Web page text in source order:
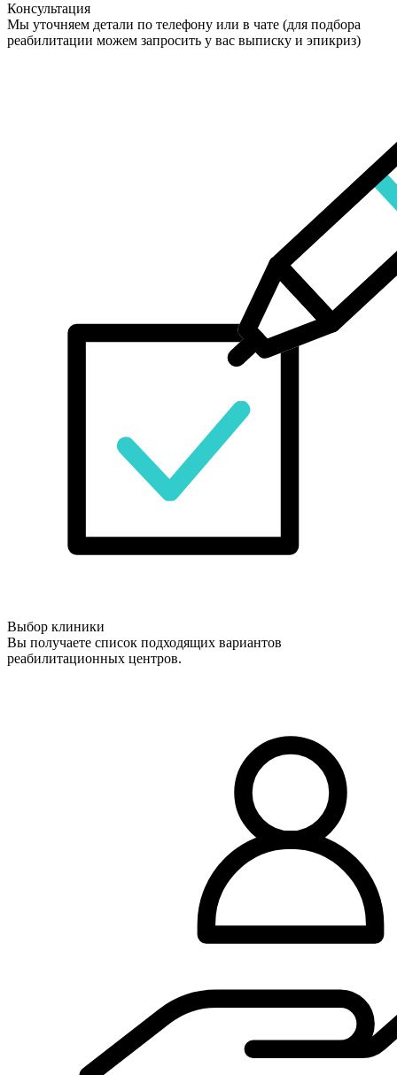
Консультация
Мы уточняем детали по телефону или в чате (для подбора
реабилитации можем запросить у вас выписку и эпикриз)
Выбор клиники
Вы получаете список подходящих вариантов
реабилитационных центров.